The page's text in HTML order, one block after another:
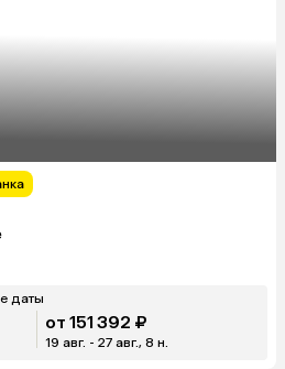
даты
от 151 392 ₽
19 авг. - 27 авг., 8 н.